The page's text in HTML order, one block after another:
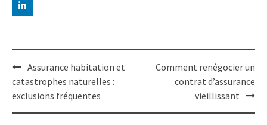
Post
navigation
Assurance habitation et
catastrophes naturelles :
exclusions fréquentes
Comment renégocier un
contrat d’assurance
vieillissant